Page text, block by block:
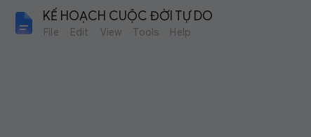
KẾ HOẠCH CUỘC ĐỜI TỰ DO
File Edit View Tools Help